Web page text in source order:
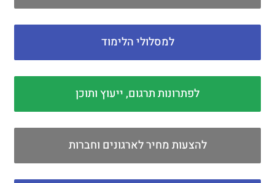
למסלולי הלימוד
לפתרונות תרגום, ייעוץ ותוכן
להצעות מחיר לארגונים וחברות